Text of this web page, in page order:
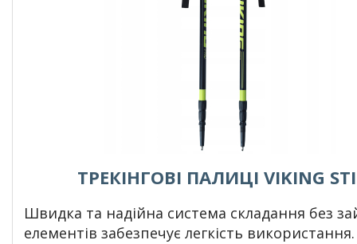
ТРЕКІНГОВІ ПАЛИЦІ VIKING
Швидка та надійна система складання без
елементів забезпечує легкість використання.